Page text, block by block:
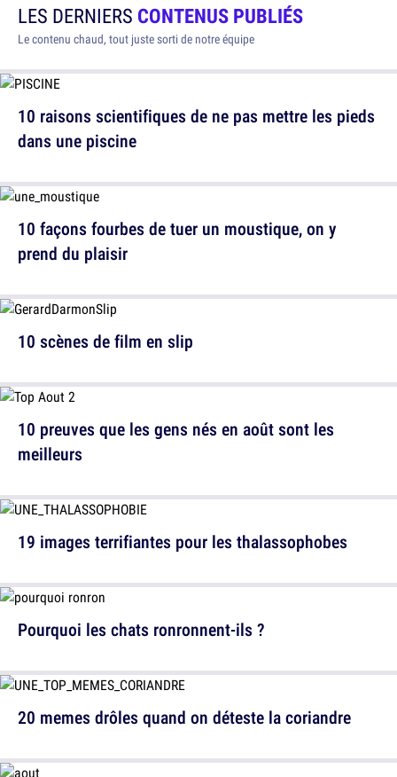
LES DERNIERS CONTENUS PUBLIÉS
Le contenu chaud, tout juste sorti de notre équipe
10 raisons scientifiques de ne pas mettre les pieds
dans une piscine
10 scènes de film en slip
19 images terrifiantes pour les thalassophobes
20 memes drôles quand on déteste la coriandre
10 façons fourbes de tuer un moustique, on y
prend du plaisir
10 preuves que les gens nés en août sont les
meilleurs
Pourquoi les chats ronronnent-ils ?